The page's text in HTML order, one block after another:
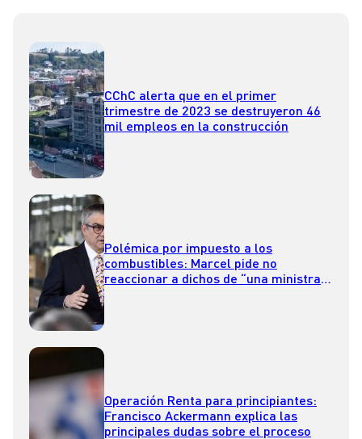
CChC alerta que en el primer
trimestre de 2023 se destruyeron 46
mil empleos en la construcción
Polémica por impuesto a los
combustibles: Marcel pide no
reaccionar a dichos de “una ministra
Operación Renta para principiantes:
Francisco Ackermann explica las
principales dudas sobre el proceso